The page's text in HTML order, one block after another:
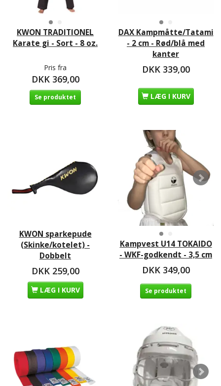
KWON TRADITIONEL
Karate gi - Sort - 8 oz.
Pris fra
DKK 369,00
Se produktet
DAX Kampmåtte/Tatami
- 2 cm - Rød/blå med
kanter
DKK 339,00
LÆG I KURV
KWON sparkepude
(Skinke/kotelet) -
Dobbelt
DKK 259,00
LÆG I KURV
Kampvest U14 TOKAIDO
- WKF-godkendt - 3,5 cm
DKK 349,00
Se produktet